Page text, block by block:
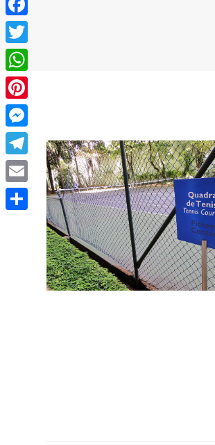
Facebook
Twitter
WhatsApp
Pinterest
Messenger
Telegram
Email